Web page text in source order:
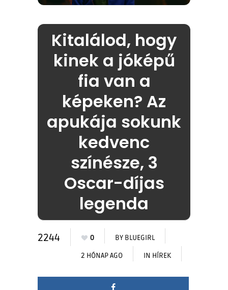
Kitalálod, hogy
kinek a jóképű
fia van a
képeken? Az
apukája sokunk
kedvenc
színésze, 3
Oscar-díjas
legenda
2244 0 BY BLUEGIRL
2 HÓNAP AGO IN HÍREK